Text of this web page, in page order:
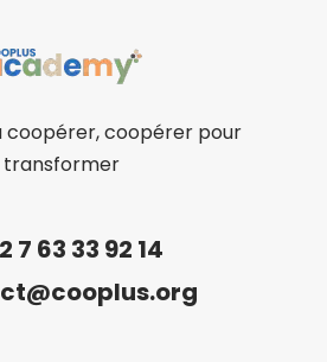
coopérer, coopérer pour
transformer
7 63 33 92 14